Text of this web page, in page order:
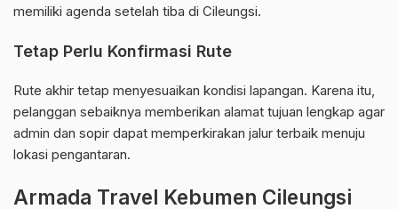
memiliki agenda setelah tiba di Cileungsi.
Tetap Perlu Konfirmasi Rute
Rute akhir tetap menyesuaikan kondisi lapangan. Karena itu,
pelanggan sebaiknya memberikan alamat tujuan lengkap agar
admin dan sopir dapat memperkirakan jalur terbaik menuju
lokasi pengantaran.
Armada Travel Kebumen Cileungsi